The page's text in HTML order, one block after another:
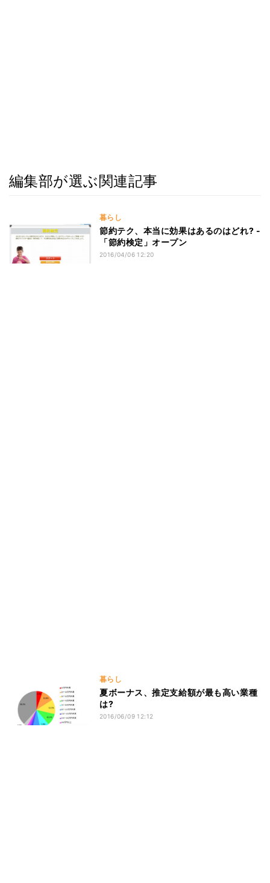
編集部が選ぶ関連記事
暮らし
節約テク、本当に効果はあるのはどれ? -
「節約検定」オープン
2016/04/06 12:20
暮らし
夏ボーナス、推定支給額が最も高い業種
は?
2016/06/09 12:12